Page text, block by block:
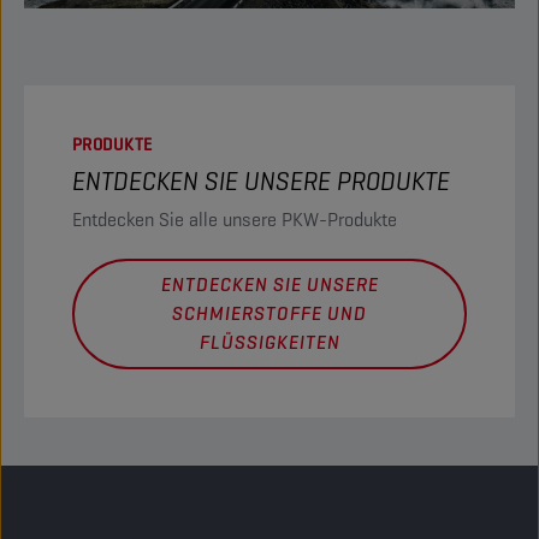
PRODUKTE
ENTDECKEN SIE UNSERE PRODUKTE
Entdecken Sie alle unsere PKW-Produkte
ENTDECKEN SIE UNSERE
SCHMIERSTOFFE UND
FLÜSSIGKEITEN